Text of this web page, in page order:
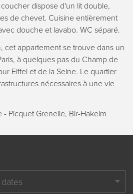
dispose d'un lit double,
de chevet. Cuisine entièrement
douche et lavabo. WC séparé.
cet appartement se trouve dans un
à quelques pas du Champ de
Eiffel et de la Seine. Le quartier
nécessaires à une vie
- Picquet Grenelle, Bir-Hakeim